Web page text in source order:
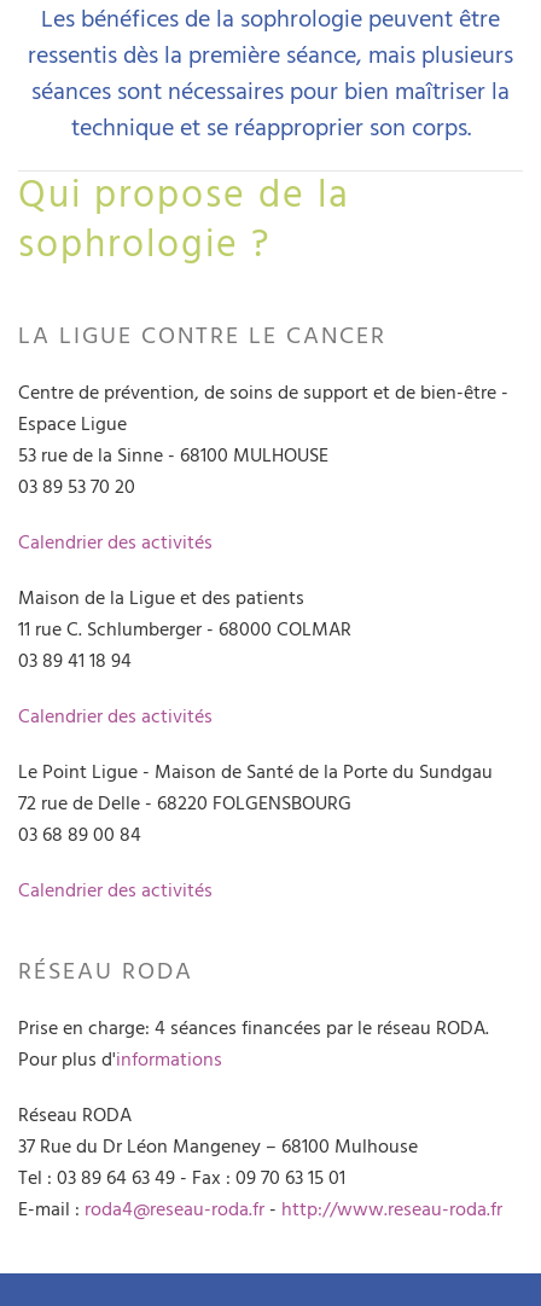
Les bénéfices de la sophrologie peuvent être
ressentis dès la première séance, mais plusieurs
séances sont nécessaires pour bien maîtriser la
technique et se réapproprier son corps.
Qui propose de la
sophrologie ?
LA LIGUE CONTRE LE CANCER
Centre de prévention, de soins de support et de bien-être -
Espace Ligue
53 rue de la Sinne - 68100 MULHOUSE
03 89 53 70 20
Calendrier des activités
Maison de la Ligue et des patients
11 rue C. Schlumberger - 68000 COLMAR
03 89 41 18 94
Calendrier des activités
Le Point Ligue - Maison de Santé de la Porte du Sundgau
72 rue de Delle - 68220 FOLGENSBOURG
03 68 89 00 84
Calendrier des activités
RÉSEAU RODA
Prise en charge: 4 séances financées par le réseau RODA.
Pour plus d'informations
Réseau RODA
37 Rue du Dr Léon Mangeney – 68100 Mulhouse
Tel : 03 89 64 63 49 - Fax : 09 70 63 15 01
E-mail : roda4@reseau-roda.fr - http://www.reseau-roda.fr